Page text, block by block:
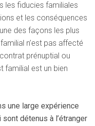
les fiducies familiales
et les conséquences
des façons les plus
n’est pas affecté
prénuptial ou
familial est un bien
une large expérience
détenus à l’étranger